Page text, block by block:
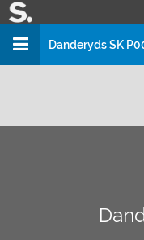
Danderyds SK Fotboll
Danderyds SK